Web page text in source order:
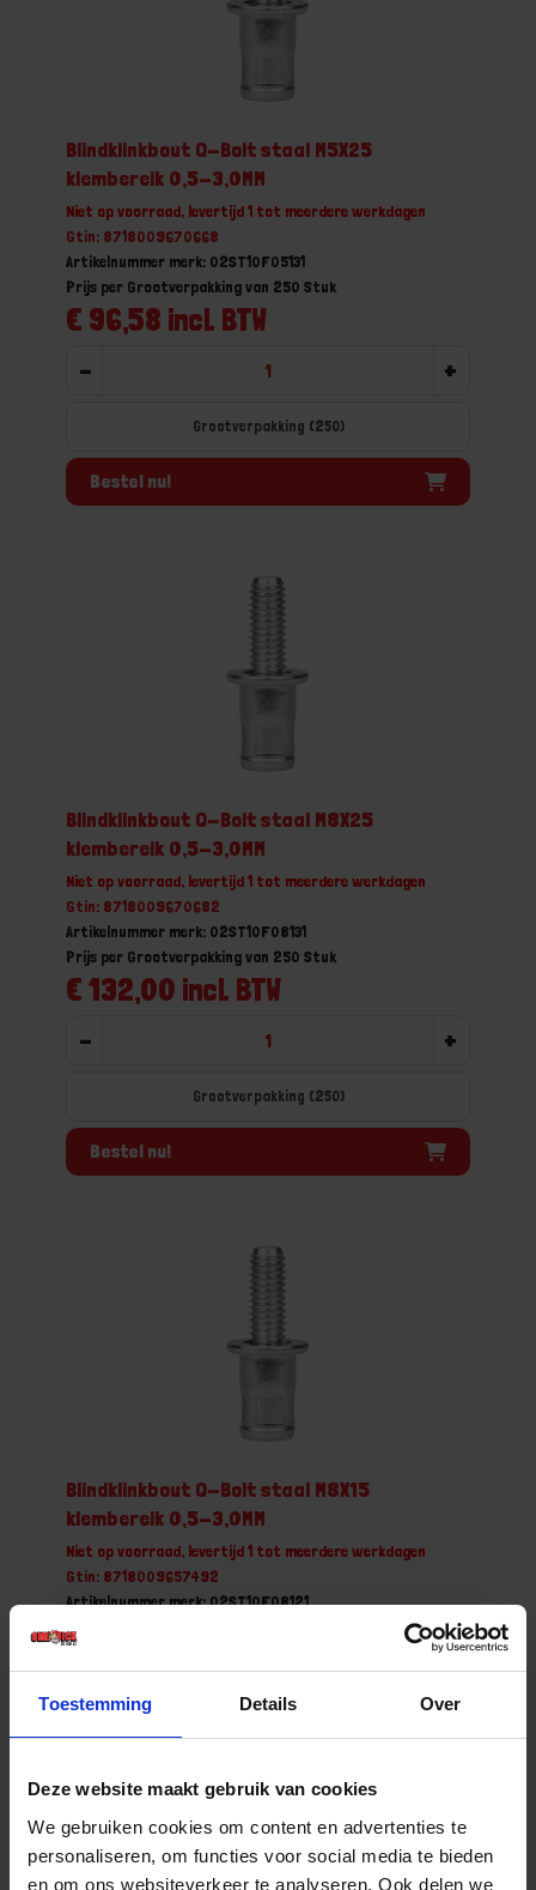
Toestemming Details Over
Deze website maakt gebruik van cookies
We gebruiken cookies om content en advertenties te
personaliseren, om functies voor social media te bieden
en om ons websiteverkeer te analyseren. Ook delen we
Blindklinkbout Q-Bolt staal M5X25
klembereik 0,5-3,0MM
Niet op voorraad, levertijd 1 tot meerdere werkdagen
Gtin: 8718009670668
Artikelnummer merk: 02ST10F05131
€ 96,58 incl. BTW
Prijs per Grootverpakking van 250 Stuk
- +
Grootverpakking (250)
Bestel nu!
Blindklinkbout Q-Bolt staal M8X25
klembereik 0,5-3,0MM
Niet op voorraad, levertijd 1 tot meerdere werkdagen
Gtin: 8718009670682
Artikelnummer merk: 02ST10F08131
€ 132,00 incl. BTW
Prijs per Grootverpakking van 250 Stuk
- +
Grootverpakking (250)
Bestel nu!
Blindklinkbout Q-Bolt staal M8X15
klembereik 0,5-3,0MM
Niet op voorraad, levertijd 1 tot meerdere werkdagen
Gtin: 8718009657492
Artikelnummer merk: 02ST10F08121
- +
Bestel nu!